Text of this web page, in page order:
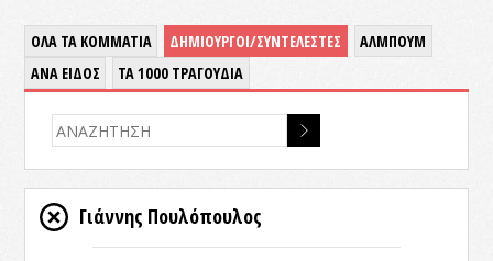
ΟΛΑ ΤΑ ΚΟΜΜΑΤΙΑ ΔΗΜΙΟΥΡΓΟΙ/ΣΥΝΤΕΛΕΣΤΕΣ
ΑΛΜΠΟΥΜ
ΑΝΑ ΕΙΔΟΣ
ΤΑ 1000 ΤΡΑΓΟΥΔΙΑ
Γιάννης Πουλόπουλος